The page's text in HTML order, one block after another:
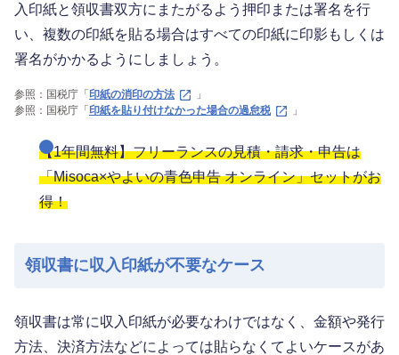
入印紙と領収書双方にまたがるよう押印または署名を行
い、複数の印紙を貼る場合はすべての印紙に印影もしくは
署名がかかるようにしましょう。
参照：国税庁「 印紙の消印の方法
」
参照：国税庁「 印紙を貼り付けなかった場合の過怠税 」
【1年間無料】フリーランスの見積・請求・申告は
「Misoca×やよいの青色申告 オンライン」セットがお
得！
領収書に収入印紙が不要なケース
領収書は常に収入印紙が必要なわけではなく、金額や発行
方法、決済方法などによっては貼らなくてよいケースがあ